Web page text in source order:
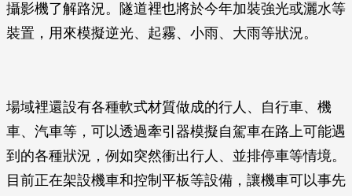
攝影機了解路況。隧道裡也將於今年加裝強光或灑水等
裝置，用來模擬逆光、起霧、小雨、大雨等狀況。
場域裡還設有各種軟式材質做成的行人、自行車、機
車、汽車等，可以透過牽引器模擬自駕車在路上可能遇
到的各種狀況，例如突然衝出行人、並排停車等情境。
目前正在架設機車和控制平板等設備，讓機車可以事先